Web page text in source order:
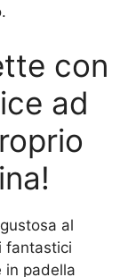
con
ad
al
fantastici
in padella